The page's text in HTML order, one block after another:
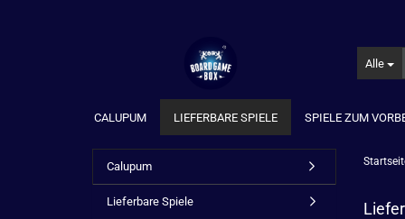
Alle
CALUPUM LIEFERBARE SPIELE SPIELE ZUM
Calupum
Lieferbare Spiele